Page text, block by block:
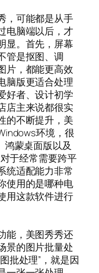
，可能都是从手
电脑端以后，才
显。首先，屏幕
管是抠图、调
片，都能更高效
脑版更适合处理
好者、设计初学
店主来说都很实
的不断提升，美
环境，很
鸿蒙桌面版以及
于经常需要跨平
统适配能力非常
使用的是哪种电
用这款软件进行
能，美图秀秀还
景的图片批量处
批处理”，就是因